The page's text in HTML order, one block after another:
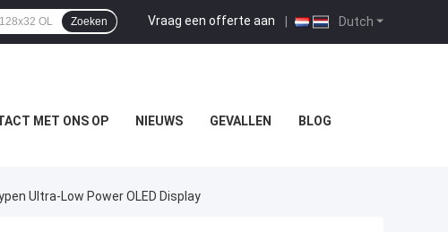
Dutch
Vraag een offerte aan |
Zoeken
MET ONS OP NIEUWS GEVALLEN BLOG
Ultra-Low Power OLED Display